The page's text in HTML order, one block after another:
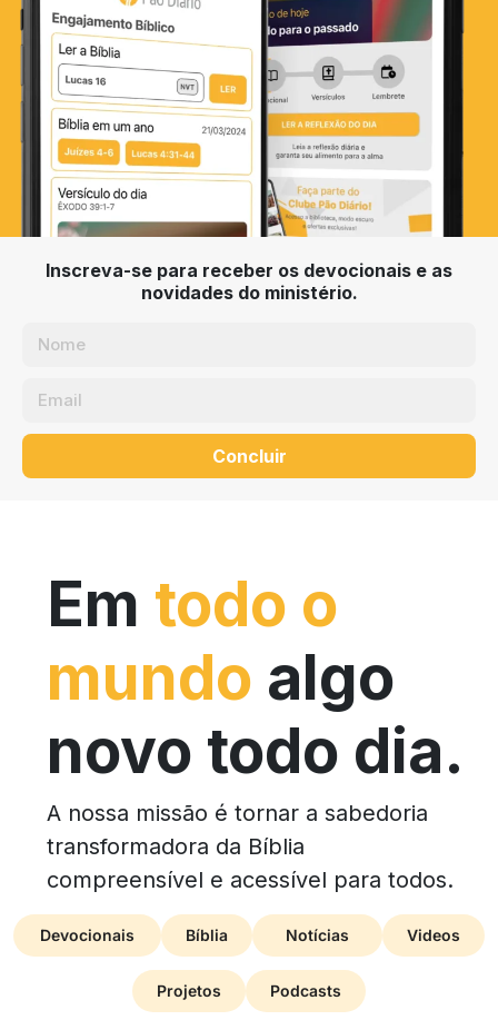
Inscreva-se para receber os devocionais e as
novidades do ministério.
Concluir
Em todo o
mundo algo
novo todo dia.
A nossa missão é tornar a sabedoria
transformadora da Bíblia
compreensível e acessível para todos.
Devocionais Bíblia Notícias Videos
Projetos Podcasts